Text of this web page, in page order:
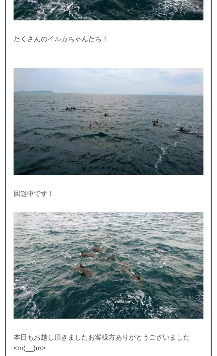
たくさんのイルカちゃんたち！
回遊中です！
本日もお越し頂きましたお客様方ありがとうございました
<m(__)m>